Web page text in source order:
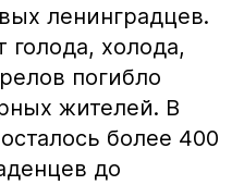
ленинградцев.
холода,
погибло
жителей. В
более 400
до